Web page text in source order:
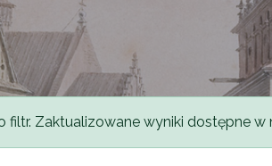
filtr. Zaktualizowane wyniki dostępne w